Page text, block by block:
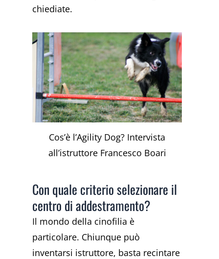
chiediate.
Cos’è l’Agility Dog? Intervista
all’istruttore Francesco Boari
Con quale criterio selezionare il
centro di addestramento?
Il mondo della cinofilia è
particolare. Chiunque può
inventarsi istruttore, basta recintare